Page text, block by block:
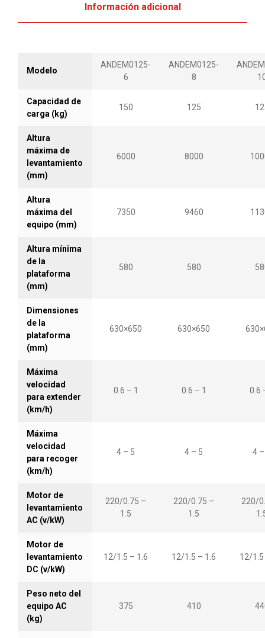
Información adicional
Modelo
ANDEM0125-
6
ANDEM0125-
8
Capacidad de
carga (kg)
150 125
Altura
máxima de
levantamiento
(mm)
6000 8000
Altura
máxima del
equipo (mm)
7350 9460
Altura mínima
de la
plataforma
(mm)
580 580
Dimensiones
de la
plataforma
(mm)
630×650 630×650
Máxima
velocidad
para extender
(km/h)
0.6 – 1 0.6 – 1 0.6
Máxima
velocidad
para recoger
(km/h)
4 – 5 4 – 5 4
Motor de
levantamiento
AC (v/kW)
220/0.75 –
1.5
220/0.75 –
1.5
220/
Motor de
levantamiento
DC (v/kW)
12/1.5 – 1.6 12/1.5 – 1.6 12/
Peso neto del
equipo AC
(kg)
375 410